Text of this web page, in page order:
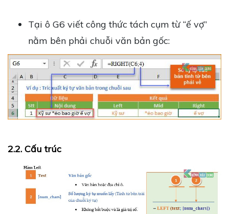
Tại ô G6 viết công thức tách cụm từ “ế vợ”
nằm bên phải chuỗi văn bản gốc:
2.2. Cấu trúc